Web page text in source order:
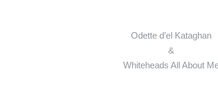
Odette d’el Kataghan
&
Whiteheads All About